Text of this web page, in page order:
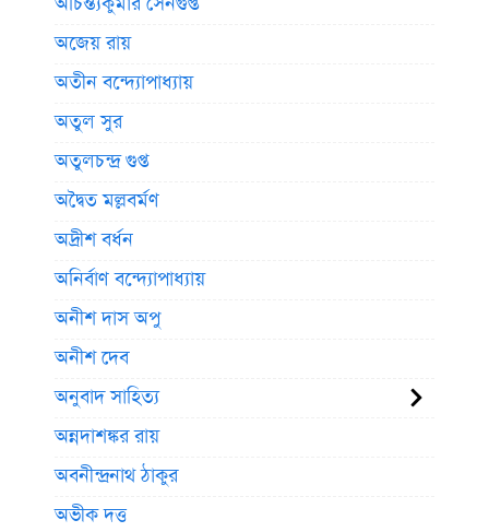
অজেয় রায়
অতীন বন্দ্যোপাধ্যায়
অতুল সুর
অতুলচন্দ্র গুপ্ত
অদ্বৈত মল্লবর্মণ
অদ্রীশ বর্ধন
অনির্বাণ বন্দ্যোপাধ্যায়
অনীশ দাস অপু
অনীশ দেব
অনুবাদ সাহিত্য
অন্নদাশঙ্কর রায়
অবনীন্দ্রনাথ ঠাকুর
অভীক দত্ত